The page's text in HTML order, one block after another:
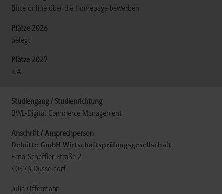
Bitte online über die Homepage bewerben
belegt
k.A.
BWL-Digital Commerce Management
Deloitte GmbH Wirtschaftsprüfungsgesellschaft
Erna-Scheffler-Straße 2
40476 Düsseldorf
Julia Offermann